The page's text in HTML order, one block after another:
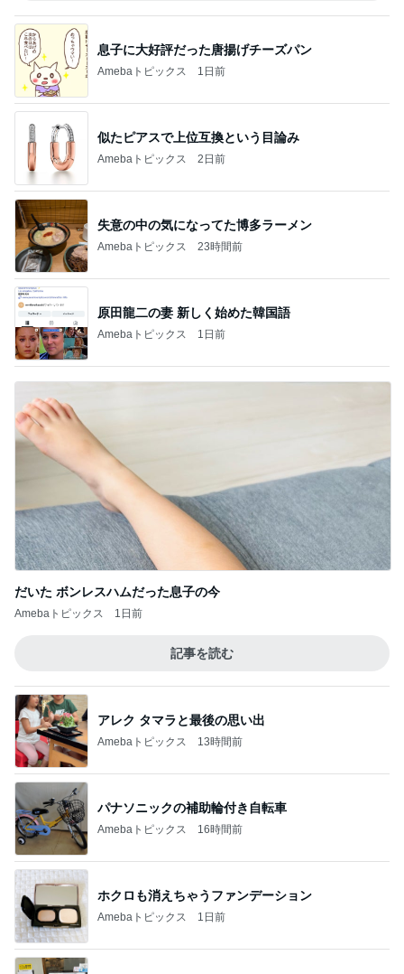
息子に大好評だった唐揚げチーズパン
Amebaトピックス 1日前
似たピアスで上位互換という目論み
Amebaトピックス 2日前
失意の中の気になってた博多ラーメン
Amebaトピックス 23時間前
原田龍二の妻 新しく始めた韓国語
Amebaトピックス 1日前
だいた ボンレスハムだった息子の今
Amebaトピックス 1日前
記事を読む
アレク タマラと最後の思い出
Amebaトピックス 13時間前
パナソニックの補助輪付き自転車
Amebaトピックス 16時間前
ホクロも消えちゃうファンデーション
Amebaトピックス 1日前